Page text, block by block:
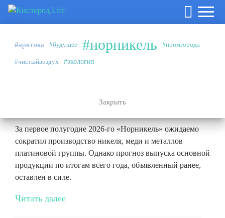
#арктика #будущее #норникель #промгорода
#чистыйвоздух #экология
Закрыть
Аналитика
27.07.2026
За первое полугодие 2026-го «Норникель» ожидаемо
сократил производство никеля, меди и металлов
платиновой группы. Однако прогноз выпуска основной
продукции по итогам всего года, объявленный ранее,
оставлен в силе.
Читать далее